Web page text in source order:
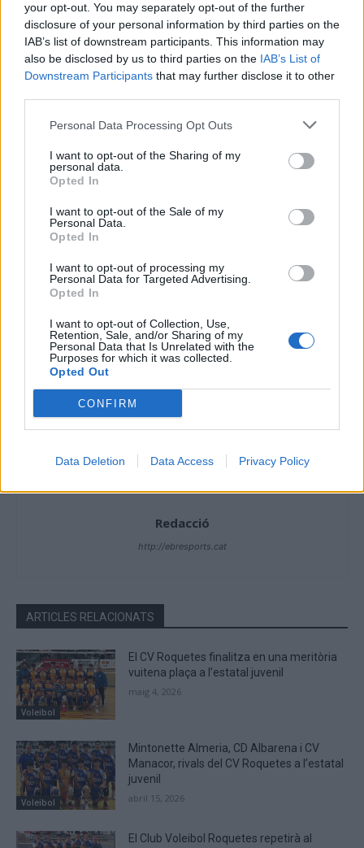
your opt-out. You may separately opt-out of the further
disclosure of your personal information by third parties on the
IAB’s list of downstream participants. This information may
also be disclosed by us to third parties on the IAB’s List of
Downstream Participants that may further disclose it to other
Personal Data Processing Opt Outs
I want to opt-out of the Sharing of my
personal data.
Opted In
I want to opt-out of the Sale of my
Personal Data.
Opted In
I want to opt-out of processing my
Personal Data for Targeted Advertising.
Opted In
I want to opt-out of Collection, Use,
Retention, Sale, and/or Sharing of my
Personal Data that Is Unrelated with the
Purposes for which it was collected.
Opted Out
CONFIRM
Data Deletion Data Access Privacy Policy
Article anterior
La superioritat visitant a la
primera part va passar
factura
Article següent
Tortosa reuneix alumnes de
sis escoles del Baix Ebre
Redacció
http://ebresports.cat
ARTICLES RELACIONATS
Voleibol
El CV Roquetes finalitza en una meritòria
vuitena plaça a l’estatal juvenil
maig 4, 2026
Voleibol
Mintonette Almeria, CD Albarena i CV
Manacor, rivals del CV Roquetes a l’estatal
juvenil
abril 15, 2026
El Club Voleibol Roquetes repetirà al